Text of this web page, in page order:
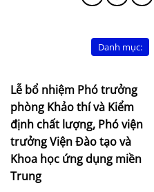
Danh mục:
Lễ bổ nhiệm Phó trưởng
phòng Khảo thí và Kiểm
định chất lượng, Phó viện
trưởng Viện Đào tạo và
Khoa học ứng dụng miền
Trung